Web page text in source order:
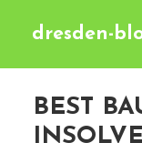
dresden-
BEST